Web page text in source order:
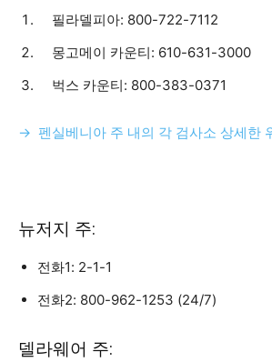
필라델피아: 800-722-7112
몽고메이 카운티: 610-631-3000
벅스 카운티: 800-383-0371
→ 펜실베니아 주 내의 각 검사소 상세한
뉴저지 주:
전화1: 2-1-1
전화2: 800-962-1253 (24/7)
델라웨어 주: